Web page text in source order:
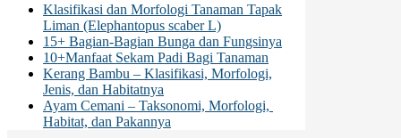
Klasifikasi dan Morfologi Tanaman Tapak
Liman (Elephantopus scaber L)
15+ Bagian-Bagian Bunga dan Fungsinya
10+Manfaat Sekam Padi Bagi Tanaman
Kerang Bambu – Klasifikasi, Morfologi,
Jenis, dan Habitatnya
Ayam Cemani – Taksonomi, Morfologi,
Habitat, dan Pakannya